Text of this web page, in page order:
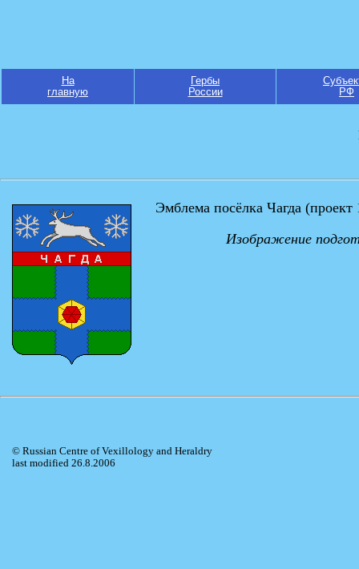
На
главную
Гербы
России
РФ
Эмблема посёлка Чагда
Изображение
© Russian Centre of Vexillology and Heraldry
last modified 26.8.2006